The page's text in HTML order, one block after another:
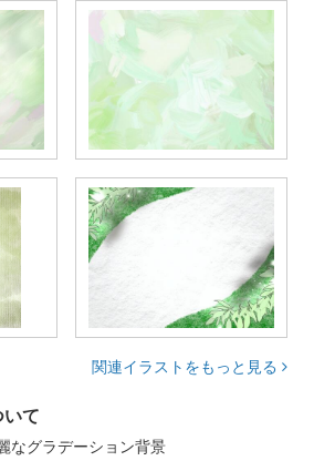
関連イラストをもっと見る
いて
なグラデーション背景